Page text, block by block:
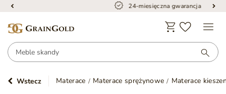
24-miesięczna gwarancja
Wstecz Materace Materace sprężynowe Materace